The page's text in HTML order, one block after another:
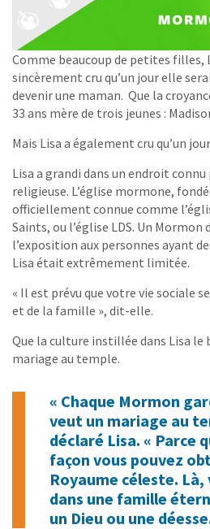
Comme beaucoup de petites filles,
sincèrement cru qu’un jour elle
devenir une maman. Que la
33 ans mère de trois jeunes :
Mais Lisa a également cru qu’un
Lisa a grandi dans un endroit
religieuse. L’église mormone,
officiellement connue comme
Saints, ou l’église LDS. Un
l’exposition aux personnes ayant
Lisa était extrêmement limitée.
« Il est prévu que votre vie sociale
et de la famille », dit-elle.
Que la culture instillée dans Lisa le
mariage au temple.
« Chaque Mormon
veut un mariage au
déclaré Lisa. « Parce
façon vous pouvez
Royaume céleste.
dans une famille
un Dieu ou une